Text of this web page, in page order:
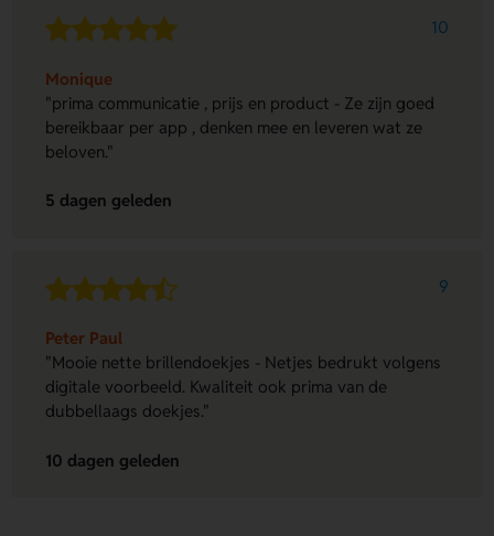
10
Monique
"prima communicatie , prijs en product - Ze zijn goed
bereikbaar per app , denken mee en leveren wat ze
beloven."
5 dagen geleden
9
Peter Paul
"Mooie nette brillendoekjes - Netjes bedrukt volgens
digitale voorbeeld. Kwaliteit ook prima van de
dubbellaags doekjes."
10 dagen geleden